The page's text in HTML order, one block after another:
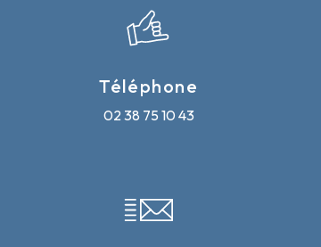
Téléphone
02 38 75 10 43